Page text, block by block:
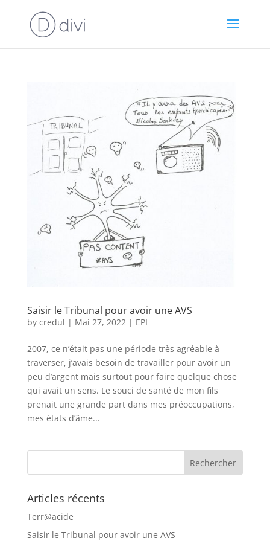
Saisir le Tribunal pour avoir une AVS
by credul | Mai 27, 2022 | EPI
2007, ce n’était pas une période très agréable à
traverser, j’avais besoin de travailler pour avoir un
peu d’argent mais surtout pour faire quelque chose
qui avait un sens. Le souci de santé de mon fils
prenait une grande part dans mes préoccupations,
mes états d’âme...
Articles récents
Terr@acide
Saisir le Tribunal pour avoir une AVS